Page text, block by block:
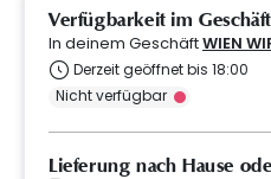
Verfügbarkeit im Geschäft
In deinem GeschäftWIEN
Derzeit geöffnet bis 18:00
Nicht verfügbar
Lieferung nach Hause